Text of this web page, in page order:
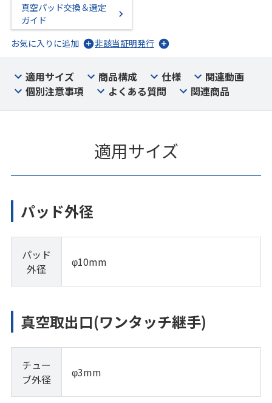
真空パッド交換＆選定
ガイド
お気に入りに追加
非該当証明発行
適用サイズ 商品構成 仕様
関連動画
個別注意事項
よくある質問 関連商品
適用サイズ
パッド外径
パッド
外径
φ10mm
真空取出口(ワンタッチ継手)
チュー
ブ外径
φ3mm